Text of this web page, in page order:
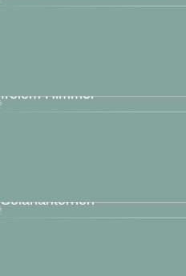
freiem Himmel
Solarlanternen